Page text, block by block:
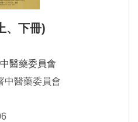
、下冊)
醫藥委員會
中醫藥委員會